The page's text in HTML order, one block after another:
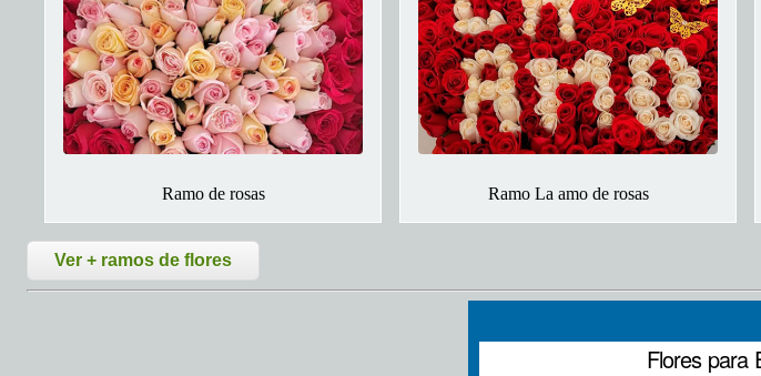
Ramo de rosas Ramo La amo de rosas
Ver + ramos de flores
Flores para